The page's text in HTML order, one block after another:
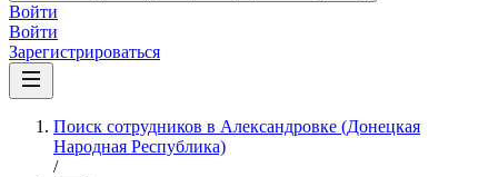
Войти
Войти
Зарегистрироваться
Поиск сотрудников в Александровке (Донецкая
Народная Республика)
/